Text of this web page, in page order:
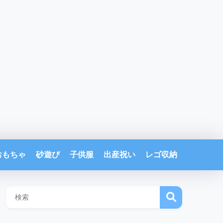
ちゃ 砂遊び 子供服 出産祝い レゴ収納